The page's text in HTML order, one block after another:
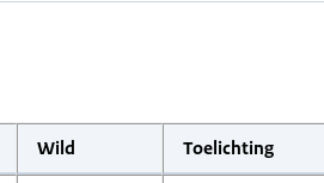
Wild Toelichting